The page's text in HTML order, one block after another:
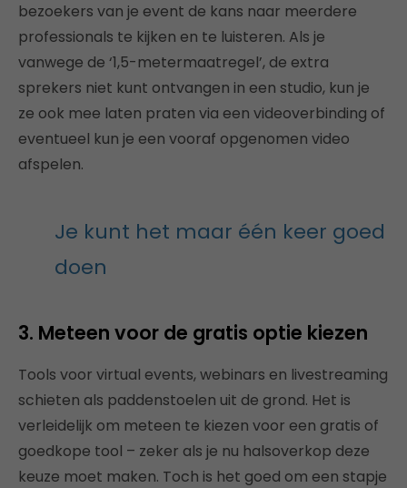
bezoekers van je event de kans naar meerdere
professionals te kijken en te luisteren. Als je
vanwege de ‘1,5-metermaatregel’, de extra
sprekers niet kunt ontvangen in een studio, kun je
ze ook mee laten praten via een videoverbinding of
eventueel kun je een vooraf opgenomen video
afspelen.
Je kunt het maar één keer goed
doen
3. Meteen voor de gratis optie kiezen
Tools voor virtual events, webinars en livestreaming
schieten als paddenstoelen uit de grond. Het is
verleidelijk om meteen te kiezen voor een gratis of
goedkope tool – zeker als je nu halsoverkop deze
keuze moet maken. Toch is het goed om een stapje